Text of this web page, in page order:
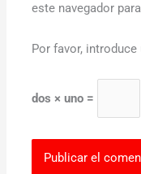
este navegador
Por favor,
dos × uno =